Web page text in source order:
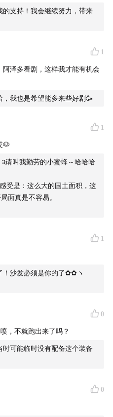
的支持！我会继续努力，带来
1
泽多看剧，这样我才能有机会
，我也是希望能多来些好剧🥳
1
🐶
受是：这么大的国土面积，这
面真是不容易。
1
！沙发必须是你的了✿✿ヽ
0
，不就跑出来了吗？
时可能临时没有配备这个装备
0